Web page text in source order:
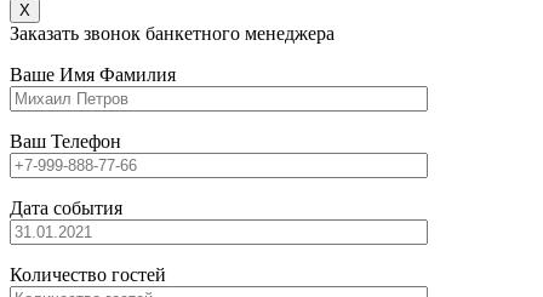
X
Заказать звонок банкетного менеджера
Ваше Имя Фамилия
Ваш Телефон
Дата события
Количество гостей